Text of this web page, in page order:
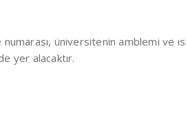
üniversitenin amblemi ve
yer alacaktır.